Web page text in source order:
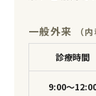
一般外来 （
診療時間
9:00〜